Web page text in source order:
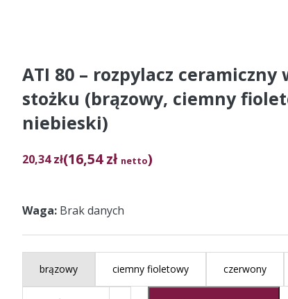
ATI 80 – rozpylacz
stożku (brązowy, ciemny
niebieski)
20,34zł(16,54 zł netto)
Waga Brak danych
brązowy ciemny fioletowy czerwony